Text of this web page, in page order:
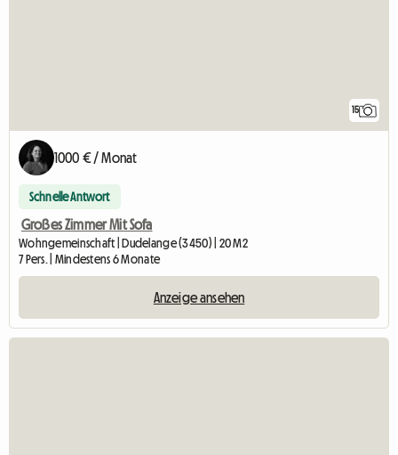
15
1000 € / Monat
Schnelle Antwort
Großes Zimmer Mit Sofa
Wohngemeinschaft | Dudelange (3450) | 20 M2
7 Pers. | Mindestens 6 Monate
Anzeige ansehen